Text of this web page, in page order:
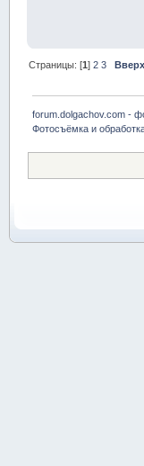
Страницы: [1]2 3 Вверх
forum.dolgachov.com -
Фотосъёмка и